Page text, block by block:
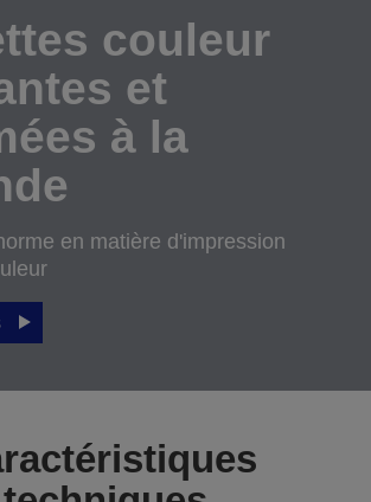
couleur
et
à la
en matière d'impression